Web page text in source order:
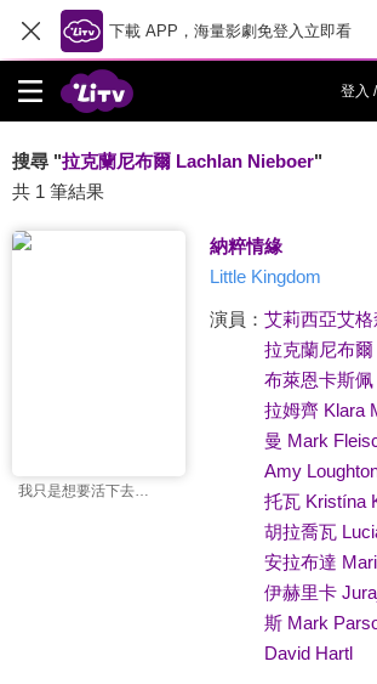
下載 APP，海量影劇免登入立即看
登入
搜尋 "拉克蘭尼布爾 Lachlan Nieboer"
共 1 筆結果
我只是想要活下去…
納粹情緣
Little Kingdom
演員： 艾莉西亞艾格
拉克蘭尼布爾
布萊恩卡斯
拉姆齊 Klara
曼 Mark
Amy
托瓦 Kristína
胡拉喬瓦
安拉布達
伊赫里卡
斯 Mark
David Hartl